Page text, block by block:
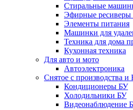
Стиральные
Эфирные
Элементы питания
Машинки для
Техника для дома
Кухонная техника
Для авто и мото
Автоэлектроника
Снятое с производства и
Кондиционеры БУ
Холодильники БУ
Видеонаблюдение